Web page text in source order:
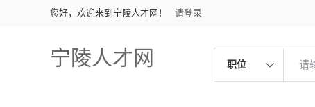
您好，欢迎来到宁陵人才网！ 请登录
宁陵人才网 职位